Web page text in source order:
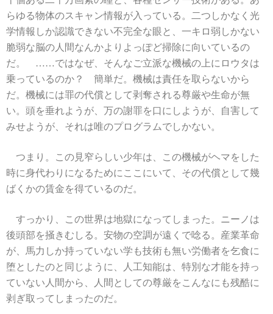
らゆる物体のスキャン情報が入っている。二つしかなく光
学情報しか認識できない不完全な眼と、一キロ弱しかない
脆弱な脳の人間なんかよりよっぽど掃除に向いているの
だ。 ……ではなぜ、そんなご立派な機械の上にロウタは
乗っているのか？ 簡単だ。機械は責任を取らないから
だ。機械には罪の代償として剥奪される尊厳や生命が無
い。頭を垂れようが、万の謝罪を口にしようが、自害して
みせようが、それは唯のプログラムでしかない。
つまり。この見窄らしい少年は、この機械がヘマをした
時に身代わりになるためにここにいて、その代償として幾
ばくかの賃金を得ているのだ。
すっかり、この世界は地獄になってしまった。ニーノは
後頭部を掻きむしる。安物の空調が遠くで唸る。産業革命
が、馬力しか持っていない学も技術も無い労働者を乞食に
堕としたのと同じように、人工知能は、特別な才能を持っ
ていない人間から、人間としての尊厳をこんなにも残酷に
剥ぎ取ってしまったのだ。